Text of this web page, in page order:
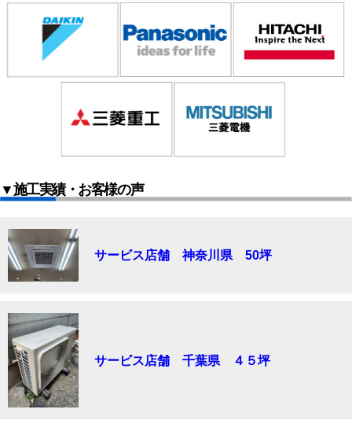
▼施工実績・お客様の声
サービス店舗 神奈川県 50坪
サービス店舗 千葉県 ４５坪